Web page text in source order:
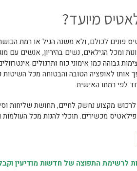
מיועד?
פונים לכולם, ולא משנה הגיל או רמת
ומכל הגילאים, נשים בהיריון, אנשים עם
גבוהה כמו אימוני כוח ותרגולים
אותו לאופציה הטובה והבטוחה מכל
לפי רמתו האישית.
מקצוע נחשק לחיים, תחושת שליחות
פילאטיס מכשירים. תוכלי להנות מכל
לרשימת התפוצה של חדשות מודיעין